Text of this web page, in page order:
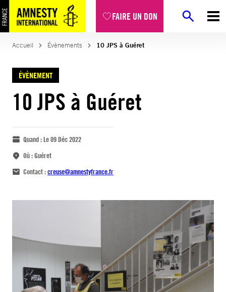
FAIRE UN DON
Accueil Évènements 10 JPS à Guéret
ÉVÈNEMENT
10 JPS à Guéret
Quand :Le 09 Déc 2022
Où :Guéret
Contact :creuse@amnestyfrance.fr